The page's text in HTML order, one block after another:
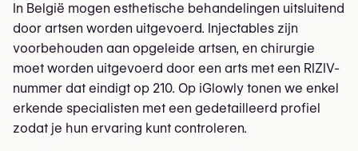
In België mogen esthetische behandelingen uitsluitend
door artsen worden uitgevoerd. Injectables zijn
voorbehouden aan opgeleide artsen, en chirurgie
moet worden uitgevoerd door een arts met een RIZIV-
nummer dat eindigt op 210. Op iGlowly tonen we enkel
erkende specialisten met een gedetailleerd profiel
zodat je hun ervaring kunt controleren.